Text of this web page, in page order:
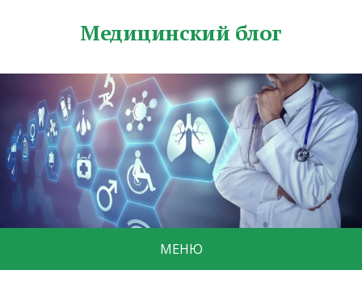
Медицинский блог
МЕНЮ